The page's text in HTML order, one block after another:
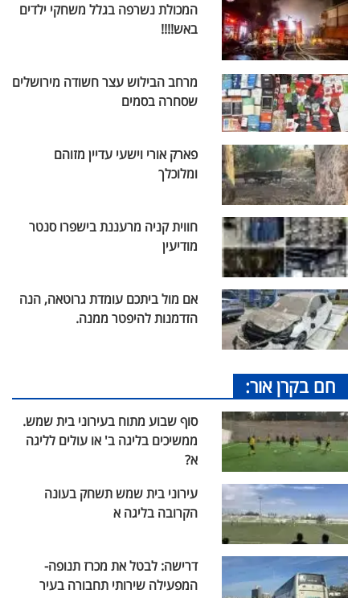
המכולת נשרפה בגלל משחקי ילדים
באש!!!!
מרחב הבילוש עצר חשודה מירושלים
שסחרה בסמים
פארק אורי וישעי עדיין מזוהם
ומלוכלך
חווית קניה מרעננת בישפרו סנטר
מודיעין
אם מול ביתכם עומדת גרוטאה, הנה
הזדמנות להיפטר ממנה.
חם בקרן אור:
סוף שבוע מתוח בעירוני בית שמש.
ממשיכים בליגה ב' או עולים לליגה
א?
עירוני בית שמש תשחק בעונה
הקרובה בליגה א
דרישה: לבטל את מכרז תנופה-
המפעילה שירותי תחבורה בעיר